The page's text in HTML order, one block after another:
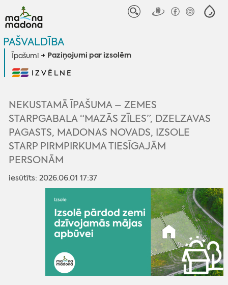
PAŠVALDĪBA
Īpašumi Paziņojumi par izsolēm
IZVĒLNE
NEKUSTAMĀ ĪPAŠUMA – ZEMES
STARPGABALA “MAZĀS ZĪLES”, DZELZAVAS
PAGASTS, MADONAS NOVADS, IZSOLE
STARP PIRMPIRKUMA TIESĪGAJĀM
PERSONĀM
iesūtīts: 2026.06.01 17:37